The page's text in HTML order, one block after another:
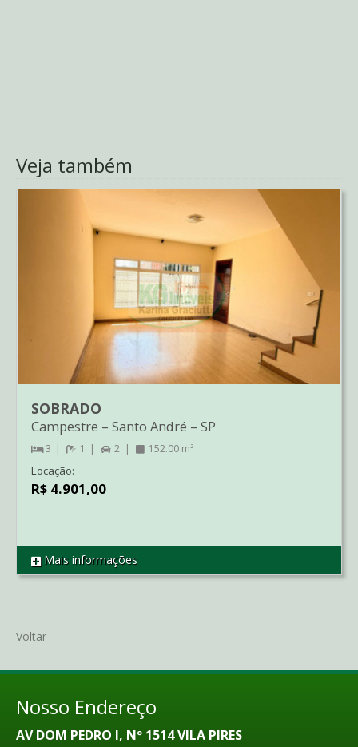
Veja também
REF SO3214
SOBRADO
Campestre – Santo André – SP
3 1 2 152.00 m²
Locação:
R$ 4.901,00
Mais informações
Voltar
Nosso Endereço
AV DOM PEDRO I, Nº 1514 VILA PIRES